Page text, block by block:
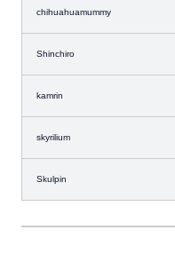
chihuahuamummy
Shinchiro
kamrin
skyrilium
Skulpin